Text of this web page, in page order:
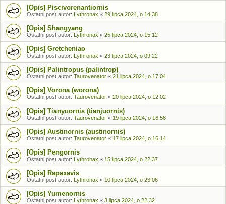
[Opis] Piscivorenantiornis
Ostatni post autor: Lythronax « 29 lipca 2024, o 14:38
[Opis] Shangyang
Ostatni post autor: Lythronax « 25 lipca 2024, o 15:12
[Opis] Gretcheniao
Ostatni post autor: Lythronax « 23 lipca 2024, o 09:22
[Opis] Palintropus (palintrop)
Ostatni post autor: Taurovenator « 21 lipca 2024, o 17:04
[Opis] Vorona (worona)
Ostatni post autor: Taurovenator « 20 lipca 2024, o 12:02
[Opis] Tianyuornis (tianjuornis)
Ostatni post autor: Taurovenator « 19 lipca 2024, o 16:58
[Opis] Austinornis (austinornis)
Ostatni post autor: Taurovenator « 17 lipca 2024, o 16:14
[Opis] Pengornis
Ostatni post autor: Lythronax « 15 lipca 2024, o 22:37
[Opis] Rapaxavis
Ostatni post autor: Lythronax « 10 lipca 2024, o 23:06
[Opis] Yumenornis
Ostatni post autor: Lythronax « 3 lipca 2024, o 22:32